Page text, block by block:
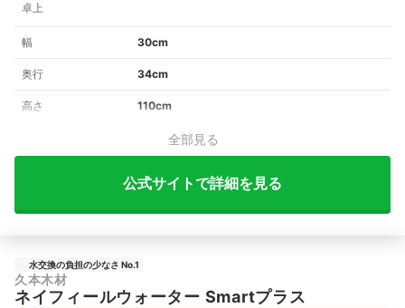
卓上
幅 30cm
奥行 34cm
高さ 110cm
全部見る
公式サイトで詳細を見る
水交換の負担の少なさ No.1
久本木材
ネイフィールウォーター Smartプラス